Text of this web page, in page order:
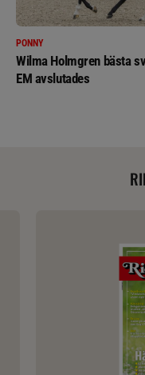
PONNY
Wilma Holmgren bästa
EM avslutades